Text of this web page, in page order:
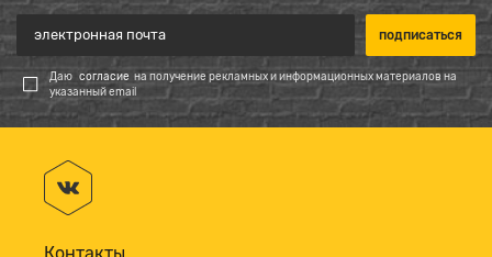
Даю согласие на получение рекламных и информационных материалов на
указанный email